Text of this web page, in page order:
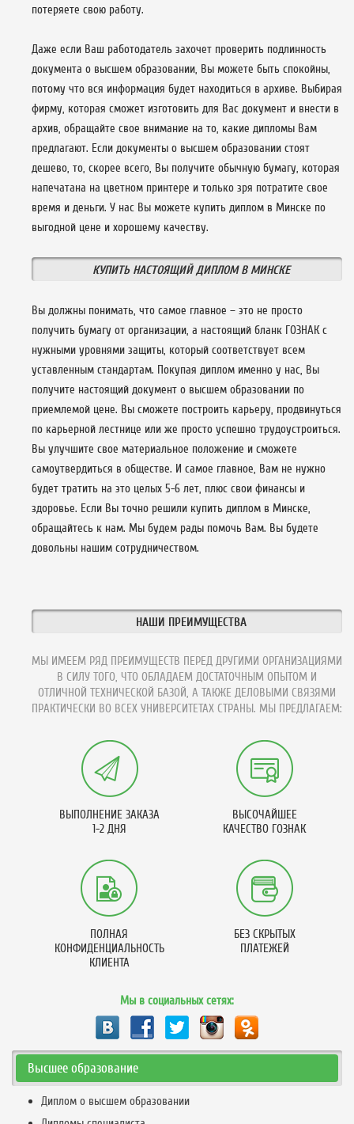
потеряете свою работу.
Даже если Ваш работодатель захочет проверить подлинность
документа о высшем образовании, Вы можете быть спокойны,
потому что вся информация будет находиться в архиве. Выбирая
фирму, которая сможет изготовить для Вас документ и внести в
архив, обращайте свое внимание на то, какие дипломы Вам
предлагают. Если документы о высшем образовании стоят
дешево, то, скорее всего, Вы получите обычную бумагу, которая
напечатана на цветном принтере и только зря потратите свое
время и деньги. У нас Вы можете купить диплом в Минске по
выгодной цене и хорошему качеству.
КУПИТЬ НАСТОЯЩИЙ ДИПЛОМ В МИНСКЕ
Вы должны понимать, что самое главное – это не просто
получить бумагу от организации, а настоящий бланк ГОЗНАК с
нужными уровнями защиты, который соответствует всем
уставленным стандартам. Покупая диплом именно у нас, Вы
получите настоящий документ о высшем образовании по
приемлемой цене. Вы сможете построить карьеру, продвинуться
по карьерной лестнице или же просто успешно трудоустроиться.
Вы улучшите свое материальное положение и сможете
самоутвердиться в обществе. И самое главное, Вам не нужно
будет тратить на это целых 5-6 лет, плюс свои финансы и
здоровье. Если Вы точно решили купить диплом в Минске,
обращайтесь к нам. Мы будем рады помочь Вам. Вы будете
довольны нашим сотрудничеством.
НАШИ ПРЕИМУЩЕСТВА
МЫ ИМЕЕМ РЯД ПРЕИМУЩЕСТВ ПЕРЕД ДРУГИМИ ОРГАНИЗАЦИЯМИ
В СИЛУ ТОГО, ЧТО ОБЛАДАЕМ ДОСТАТОЧНЫМ ОПЫТОМ И
ОТЛИЧНОЙ ТЕХНИЧЕСКОЙ БАЗОЙ, А ТАКЖЕ ДЕЛОВЫМИ СВЯЗЯМИ
ПРАКТИЧЕСКИ ВО ВСЕХ УНИВЕРСИТЕТАХ СТРАНЫ. МЫ ПРЕДЛАГАЕМ:
ВЫПОЛНЕНИЕ ЗАКАЗА
1-2 ДНЯ
ВЫСОЧАЙШЕЕ
КАЧЕСТВО ГОЗНАК
ПОЛНАЯ
КОНФИДЕНЦИАЛЬНОСТЬ
КЛИЕНТА
БЕЗ СКРЫТЫХ
ПЛАТЕЖЕЙ
Мы в социальных сетях:
Высшее образование
Диплом о высшем образовании